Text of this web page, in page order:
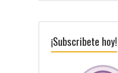
¡Subscribete hoy!